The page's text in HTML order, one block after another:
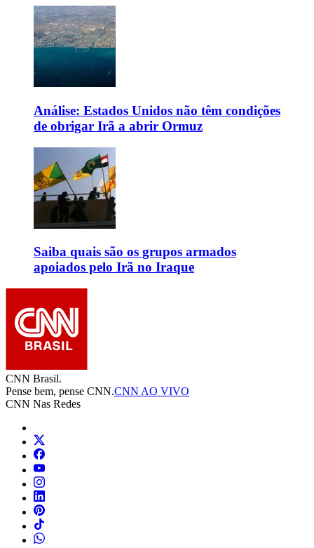
Análise: Estados Unidos não têm condições
de obrigar Irã a abrir Ormuz
Saiba quais são os grupos armados
apoiados pelo Irã no Iraque
CNN Brasil.
Pense bem, pense CNN.CNN AO VIVO
CNN Nas Redes